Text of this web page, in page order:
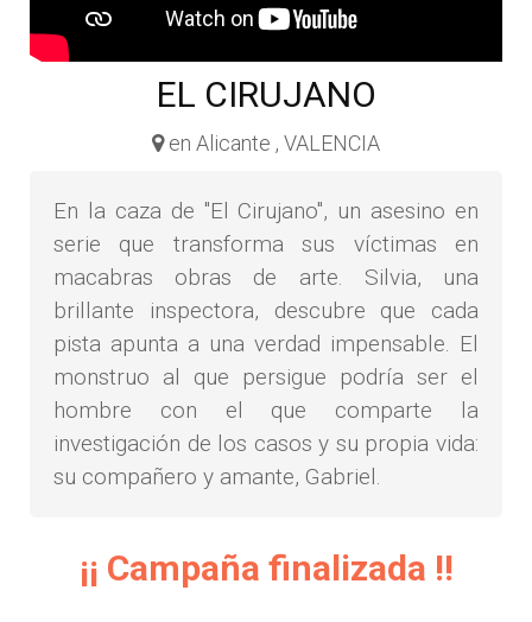
EL CIRUJANO
en Alicante , VALENCIA
En la caza de "El Cirujano", un asesino en
serie que transforma sus víctimas en
macabras obras de arte. Silvia, una
brillante inspectora, descubre que cada
pista apunta a una verdad impensable. El
monstruo al que persigue podría ser el
hombre con el que comparte la
investigación de los casos y su propia vida:
su compañero y amante, Gabriel.
¡¡ Campaña finalizada !!